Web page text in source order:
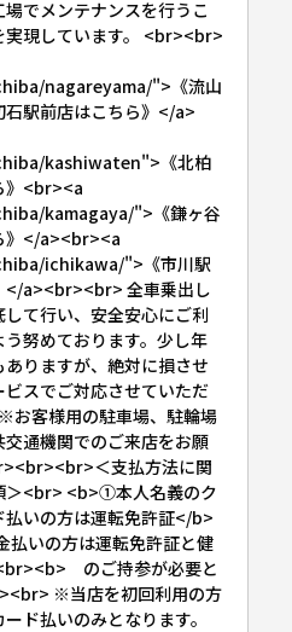
でメンテナンスを行うこ
実現しています。 <br><br>
nagareyama/">《流山
石駅前店はこちら》</a>
kashiwaten">《北柏
》<br><a
kamagaya/">《鎌ヶ谷
》</a><br><a
ichikawa/">《市川駅
</a><br><br> 全車乗出し
て行い、安全安心にご利
努めております。少し年
りますが、絶対に損させ
ビスでご対応させていただ
お客様用の駐車場、駐輪場
通機関でのご来店をお願
＜支払方法に関
＞<br> <b>①本人名義のク
払いの方は運転免許証</b>
いの方は運転免許証と健
のご持参が必要と
※当店を初回利用の方
ド払いのみとなります。